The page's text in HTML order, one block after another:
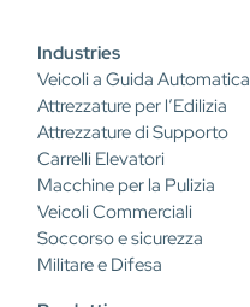
Industries
Veicoli a Guida Automatica
Attrezzature per l’Edilizia
Attrezzature di Supporto
Carrelli Elevatori
Macchine per la Pulizia
Veicoli Commerciali
Soccorso e sicurezza
Militare e Difesa